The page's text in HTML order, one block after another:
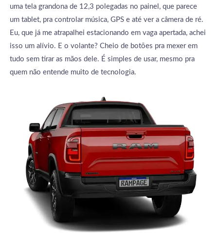
uma tela grandona de 12,3 polegadas no painel, que parece
um tablet, pra controlar música, GPS e até ver a câmera de ré.
Eu, que já me atrapalhei estacionando em vaga apertada, achei
isso um alívio. E o volante? Cheio de botões pra mexer em
tudo sem tirar as mãos dele. É simples de usar, mesmo pra
quem não entende muito de tecnologia.